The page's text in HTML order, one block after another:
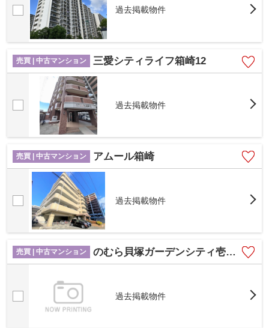
過去掲載物件
売買 | 中古マンション 三愛シティライフ箱崎12
過去掲載物件
売買 | 中古マンション アムール箱崎
過去掲載物件
売買 | 中古マンション のむら貝塚ガーデンシティ壱番館
過去掲載物件